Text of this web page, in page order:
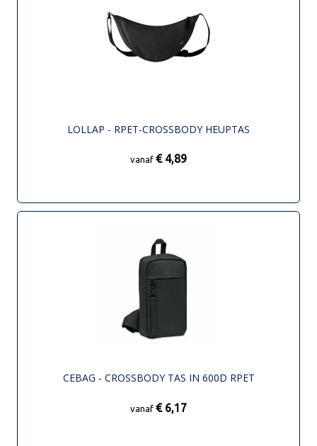
LOLLAP - RPET-CROSSBODY HEUPTAS
vanaf € 4,89
CEBAG - CROSSBODY TAS IN 600D RPET
vanaf € 6,17